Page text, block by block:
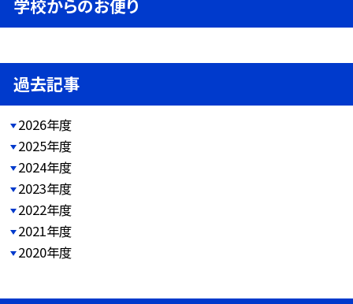
学校からのお便り
過去記事
2026年度
2025年度
2024年度
2023年度
2022年度
2021年度
2020年度